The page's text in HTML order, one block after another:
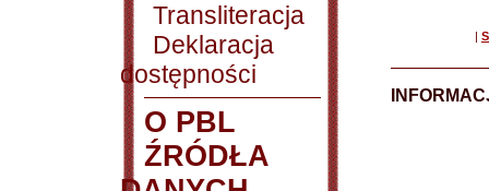
Transliteracja
Deklaracja
dostępności
O PBL
ŹRÓDŁA
|